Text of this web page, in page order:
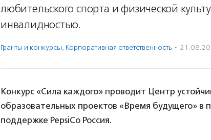
любительского спорта и физической
инвалидностью.
Гранты и конкурсы, Корпоративная ответственность ·
Конкурс «Сила каждого» проводит Центр
образовательных проектов «Время будущего» в
поддержке PepsiCo Россия.